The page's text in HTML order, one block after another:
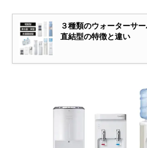
３種類のウォーターサ
直結型の特徴と違い